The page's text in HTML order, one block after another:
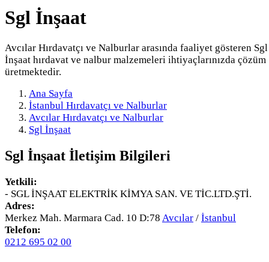
Sgl İnşaat
Avcılar Hırdavatçı ve Nalburlar arasında faaliyet gösteren Sgl
İnşaat hırdavat ve nalbur malzemeleri ihtiyaçlarınızda çözüm
üretmektedir.
Ana Sayfa
İstanbul Hırdavatçı ve Nalburlar
Avcılar Hırdavatçı ve Nalburlar
Sgl İnşaat
Sgl İnşaat İletişim Bilgileri
Yetkili:
- SGL İNŞAAT ELEKTRİK KİMYA SAN. VE TİC.LTD.ŞTİ.
Adres:
Merkez Mah. Marmara Cad. 10 D:78 Avcılar / İstanbul
Telefon:
0212 695 02 00